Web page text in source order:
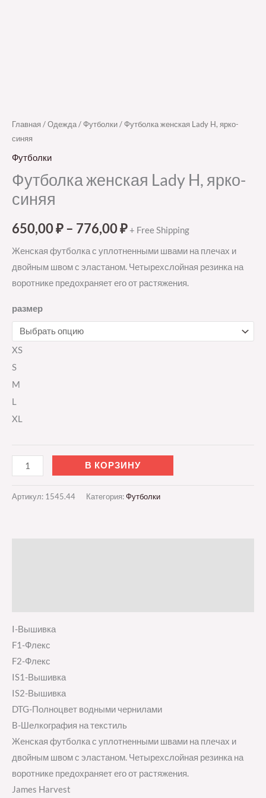
Главная /Одежда/Футболки/ Футболка женская Lady H, ярко-
синяя
Футболки
Футболка женская Lady H, ярко-
синяя
650,00₽– 776,00₽+ Free Shipping
Женская футболка с уплотненными швами на плечах и
двойным швом с эластаном. Четырехслойная резинка на
воротнике предохраняет его от растяжения.
размер
XS
S
M
L
XL
В КОРЗИНУ
Артикул: 1545.44 Категория:Футболки
I-Вышивка
F1-Флекс
F2-Флекс
IS1-Вышивка
IS2-Вышивка
DTG-Полноцвет водными чернилами
B-Шелкография на текстиль
Женская футболка с уплотненными швами на плечах и
двойным швом с эластаном. Четырехслойная резинка на
воротнике предохраняет его от растяжения.
James Harvest